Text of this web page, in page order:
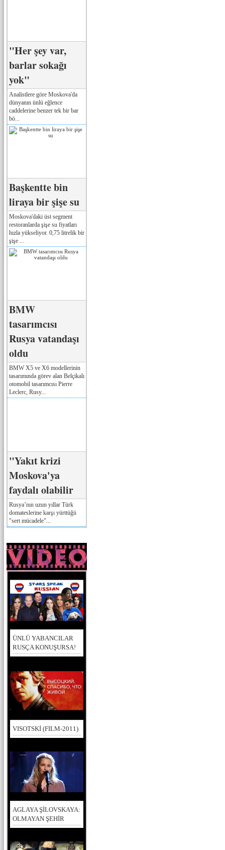
"Her şey var,
barlar sokağı
yok"
Analistlere göre Moskova'da
dünyanın ünlü eğlence
caddelerine benzer tek bir bar
bö...
Başkentte bin
liraya bir şişe su
Moskova'daki üst segment
restoranlarda şişe su fiyatları
hızla yükseliyor. 0,75 litrelik bir
şişe ...
BMW
tasarımcısı
Rusya vatandaşı
oldu
BMW X5 ve X6 modellerinin
tasarımında görev alan Belçikalı
otomobil tasarımcısı Pierre
Leclerc, Rusy...
"Yakıt krizi
Moskova'ya
faydalı olabilir
Rusya’nın uzun yıllar Türk
domateslerine karşı yürttüğü
"sert mücadele"...
ÜNLÜ YABANCILAR
RUSÇA KONUŞURSA!
VISOTSKİ (FILM-2011)
AGLAYA ŞİLOVSKAYA:
OLMAYAN ŞEHİR